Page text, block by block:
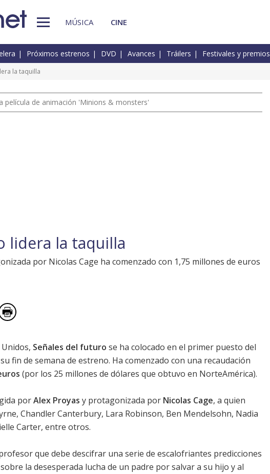
MÚSICA CINE
Próximos estrenos DVD Avances Tráilers Festivales y premios
la taquilla
película de animación 'Minions & monsters'
lidera la taquilla
por Nicolas Cage ha comenzado con 1,75 millones de euros
Señales del futuro se ha colocado en el primer puesto del
fin de semana de estreno. Ha comenzado con una recaudación
(por los 25 millones de dólares que obtuvo en NorteAmérica).
porAlex Proyas y protagonizada por Nicolas Cage, a quien
, Chandler Canterbury, Lara Robinson, Ben Mendelsohn, Nadia
Carter, entre otros.
que debe descifrar una serie de escalofriantes predicciones
la desesperada lucha de un padre por salvar a su hijo y al